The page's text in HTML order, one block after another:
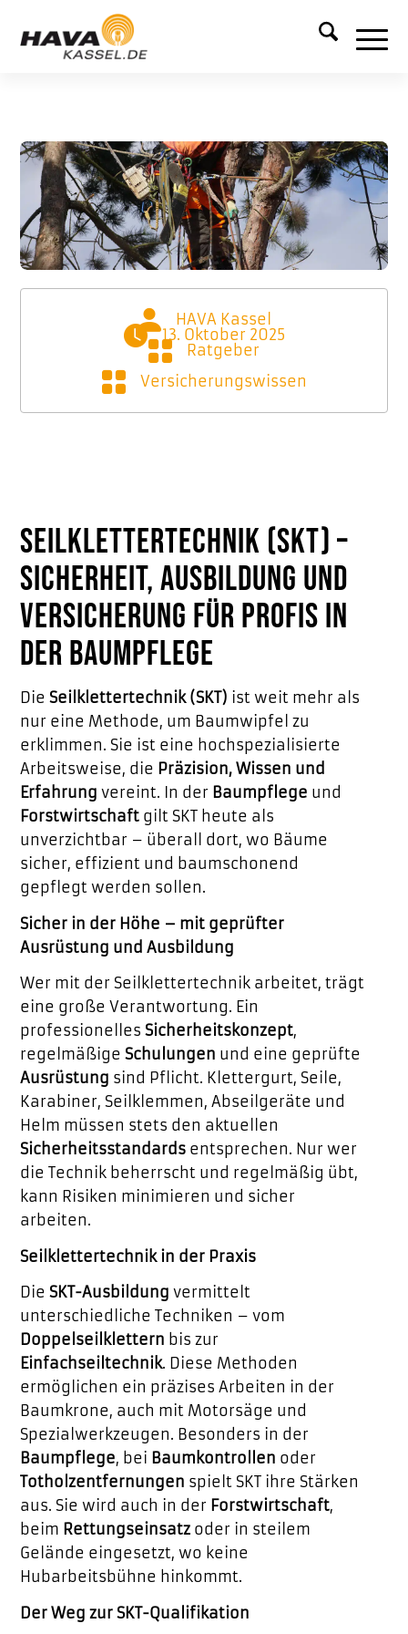
HAVA Kassel
13. Oktober 2025
Ratgeber
Versicherungswissen
Seilklettertechnik (SKT) –
Sicherheit, Ausbildung und
Versicherung für Profis in
der Baumpflege
DieSeilklettertechnik (SKT) ist weit mehr als
nur eine Methode, um Baumwipfel zu
erklimmen. Sie ist eine hochspezialisierte
Arbeitsweise, die Präzision, Wissen und
Erfahrung vereint. In der Baumpflege und
Forstwirtschaft gilt SKT heute als
unverzichtbar – überall dort, wo Bäume
sicher, effizient und baumschonend
gepflegt werden sollen.
Sicher in der Höhe – mit geprüfter
Ausrüstung und Ausbildung
Wer mit der Seilklettertechnik arbeitet, trägt
eine große Verantwortung. Ein
professionellesSicherheitskonzept,
regelmäßigeSchulungen und eine geprüfte
Ausrüstung sind Pflicht. Klettergurt, Seile,
Karabiner, Seilklemmen, Abseilgeräte und
Helm müssen stets den aktuellen
Sicherheitsstandards entsprechen. Nur wer
die Technik beherrscht und regelmäßig übt,
kann Risiken minimieren und sicher
arbeiten.
Seilklettertechnik in der Praxis
DieSKT-Ausbildung vermittelt
unterschiedliche Techniken – vom
Doppelseilklettern bis zur
Einfachseiltechnik. Diese Methoden
ermöglichen ein präzises Arbeiten in der
Baumkrone, auch mit Motorsäge und
Spezialwerkzeugen. Besonders in der
Baumpflege, bei Baumkontrollen oder
Totholzentfernungen spielt SKT ihre Stärken
aus. Sie wird auch in der Forstwirtschaft,
beim Rettungseinsatz oder in steilem
Gelände eingesetzt, wo keine
Hubarbeitsbühne hinkommt.
Der Weg zur SKT-Qualifikation